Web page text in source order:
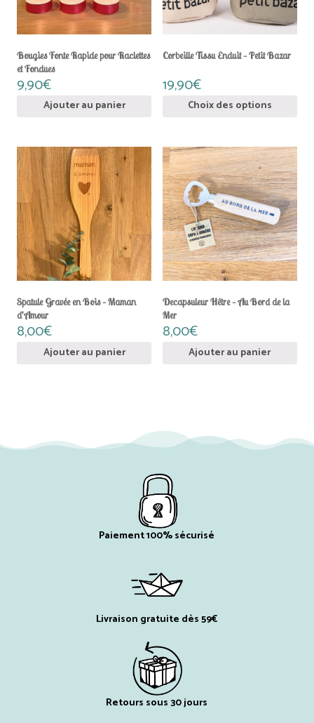
Bougies Fonte Rapide pour Raclettes
et Fondues
9,90€
Ajouter au panier
Corbeille Tissu Enduit – Petit Bazar
19,90€
Choix des options
être
choisies
la
du
produit
Spatule Gravée en Bois – Maman
d’Amour
8,00€
Ajouter au panier
Decapsuleur Hêtre – Au Bord de la
Mer
8,00€
Ajouter au panier
Paiement 100% sécurisé
Livraison gratuite dès 59€
Retours sous 30 jours